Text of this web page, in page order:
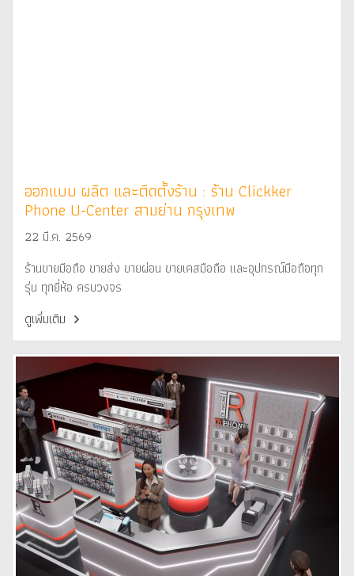
ออกแบบ ผลิต และติดตั้งร้าน : ร้าน Clickker
Phone U-Center สามย่าน กรุงเทพ
22 มี.ค. 2569
ร้านขายมือถือ ขายส่ง ขายผ่อน ขายเคสมือถือ และอุปกรณ์มือถือทุก
รุ่น ทุกยี่ห้อ ครบวงจร
ดูเพิ่มเติม